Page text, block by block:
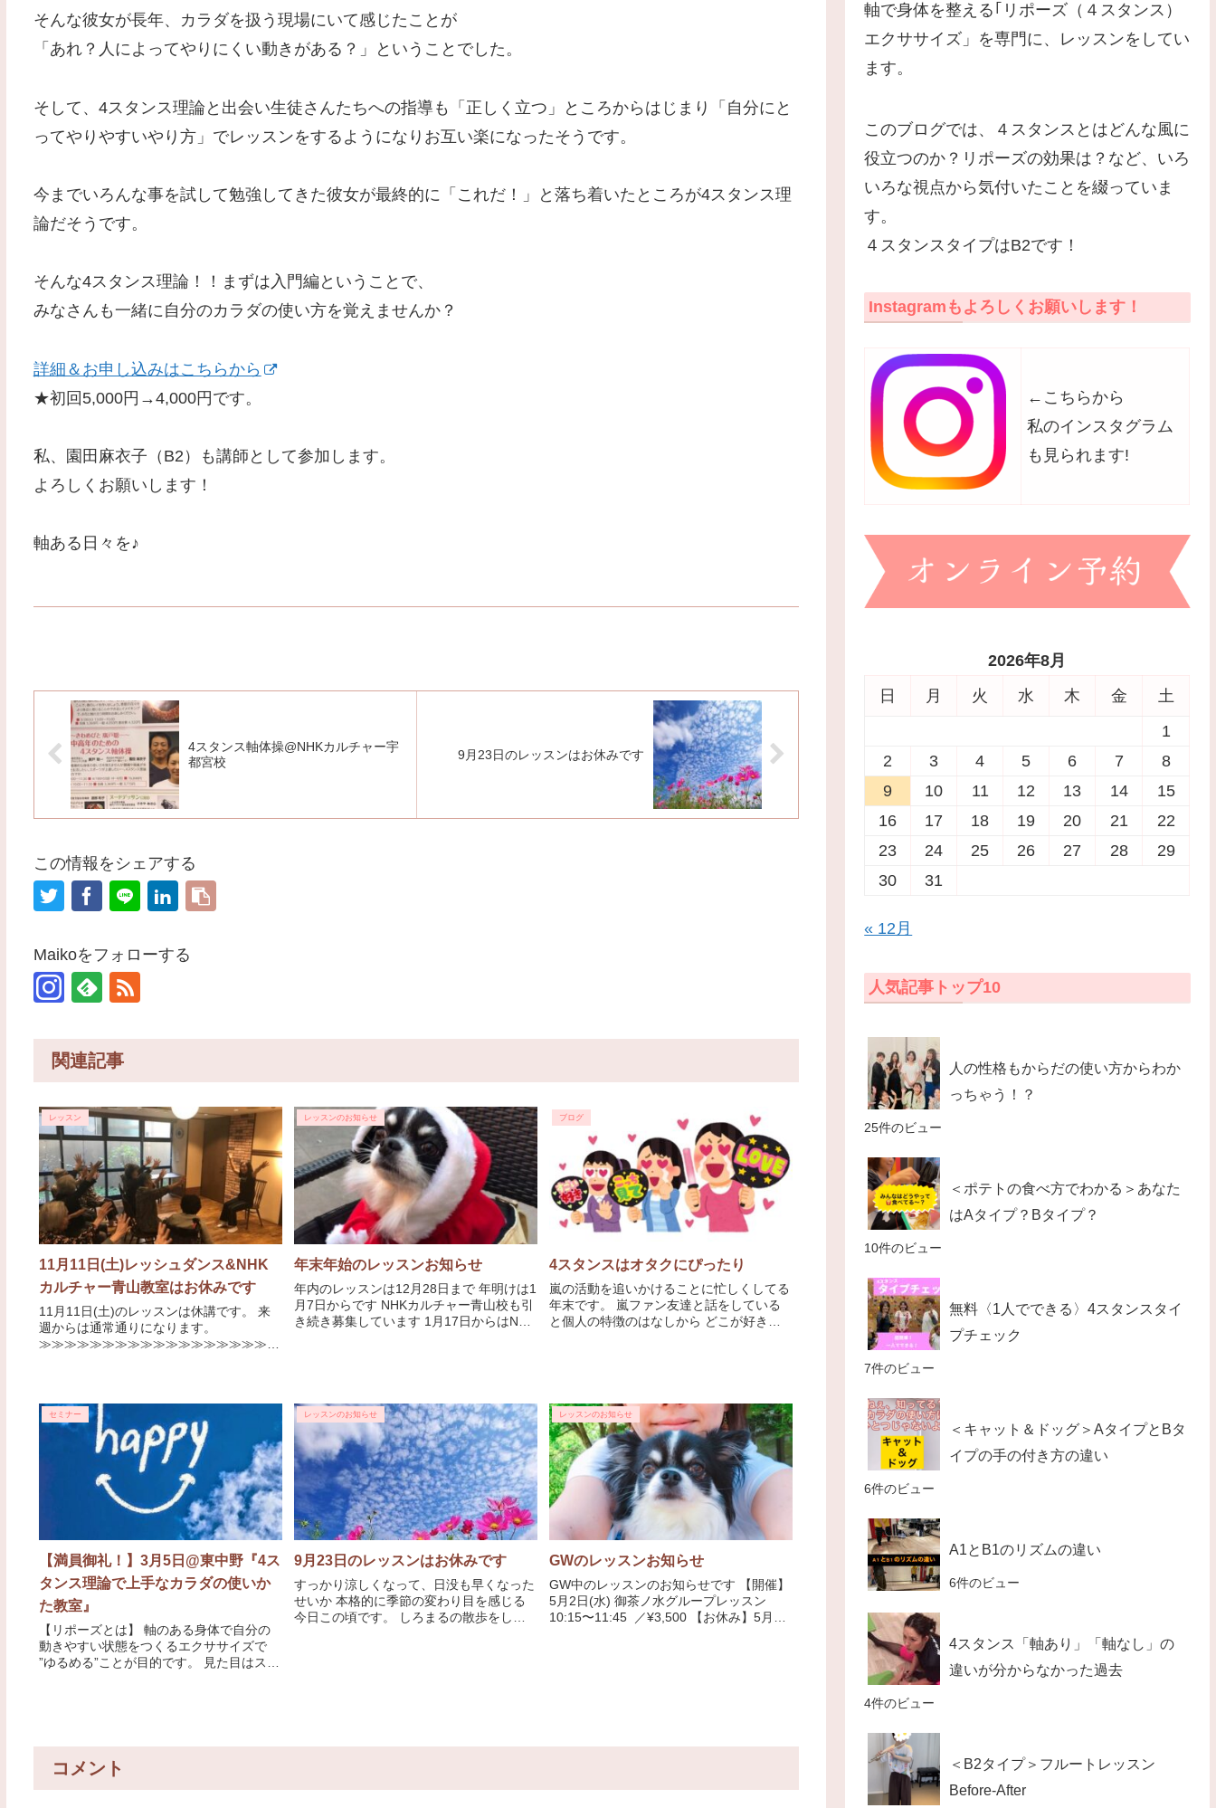
そんな彼女が長年、カラダを扱う現場にいて感じたことが
「あれ？人によってやりにくい動きがある？」ということでした。
そして、4スタンス理論と出会い生徒さんたちへの指導も「正しく立つ」ところからはじまり「自分にと
ってやりやすいやり方」でレッスンをするようになりお互い楽になったそうです。
今までいろんな事を試して勉強してきた彼女が最終的に「これだ！」と落ち着いたところが4スタンス理
論だそうです。
そんな4スタンス理論！！まずは入門編ということで、
みなさんも一緒に自分のカラダの使い方を覚えませんか？
詳細＆お申し込みはこちらから
★初回5,000円→4,000円です。
私、園田麻衣子（B2）も講師として参加します。
よろしくお願いします！
軸ある日々を♪
4スタンス軸体操@NHKカルチャー宇
都宮校
9月23日のレッスンはお休みです
この情報をシェアする
Maikoをフォローする
関連記事
レッスン
11月11日(土)レッシュダンス&NHK
カルチャー青山教室はお休みです
11月11日(土)のレッスンは休講です。 来
週からは通常通りになります。
≫≫≫≫≫≫≫≫≫≫≫≫≫≫≫≫≫≫≫
レッスンのお知らせ
年末年始のレッスンお知らせ
年内のレッスンは12月28日まで 年明けは1
月7日からです NHKカルチャー青山校も引
き続き募集しています 1月17日からはNHK
ブログ
4スタンスはオタクにぴったり
嵐の活動を追いかけることに忙しくしてる
年末です。 嵐ファン友達と話をしている
と個人の特徴のはなしから どこが好きで
セミナー
【満員御礼！】3月5日@東中野『4ス
タンス理論で上手なカラダの使いか
た教室』
【リポーズとは】 軸のある身体で自分の
動きやすい状態をつくるエクササイズで
”ゆるめる”ことが目的です。 見た目はスト
レッスンのお知らせ
9月23日のレッスンはお休みです
すっかり涼しくなって、日没も早くなった
せいか 本格的に季節の変わり目を感じる
今日この頃です。 しろまるの散歩をして
レッスンのお知らせ
GWのレッスンお知らせ
GW中のレッスンのお知らせです 【開催】
5月2日(水) 御茶ノ水グループレッスン
10:15〜11:45 ／¥3,500 【お休み】5月5
コメント
軸で身体を整える｢リポーズ（４スタンス）
エクササイズ」を専門に、レッスンをしてい
ます。
このブログでは、４スタンスとはどんな風に
役立つのか？リポーズの効果は？など、いろ
いろな視点から気付いたことを綴っていま
す。
４スタンスタイプはB2です！
Instagramもよろしくお願いします！
←こちらから
私のインスタグラム
も見られます!
2026年8月
日
月 火 水 木 金
土
1
2
3 4 5 6 7
8
9
10 11 12 13 14
15
16
17 18 19 20 21
22
23
24 25 26 27 28
29
30
31
« 12月
人気記事トップ10
人の性格もからだの使い方からわか
っちゃう！？
25件のビュー
＜ポテトの食べ方でわかる＞あなた
はAタイプ？Bタイプ？
10件のビュー
無料〈1人でできる〉4スタンスタイ
プチェック
7件のビュー
＜キャット＆ドッグ＞AタイプとBタ
イプの手の付き方の違い
6件のビュー
A1とB1のリズムの違い
6件のビュー
4スタンス「軸あり」「軸なし」の
違いが分からなかった過去
4件のビュー
＜B2タイプ＞フルートレッスン
Before-After